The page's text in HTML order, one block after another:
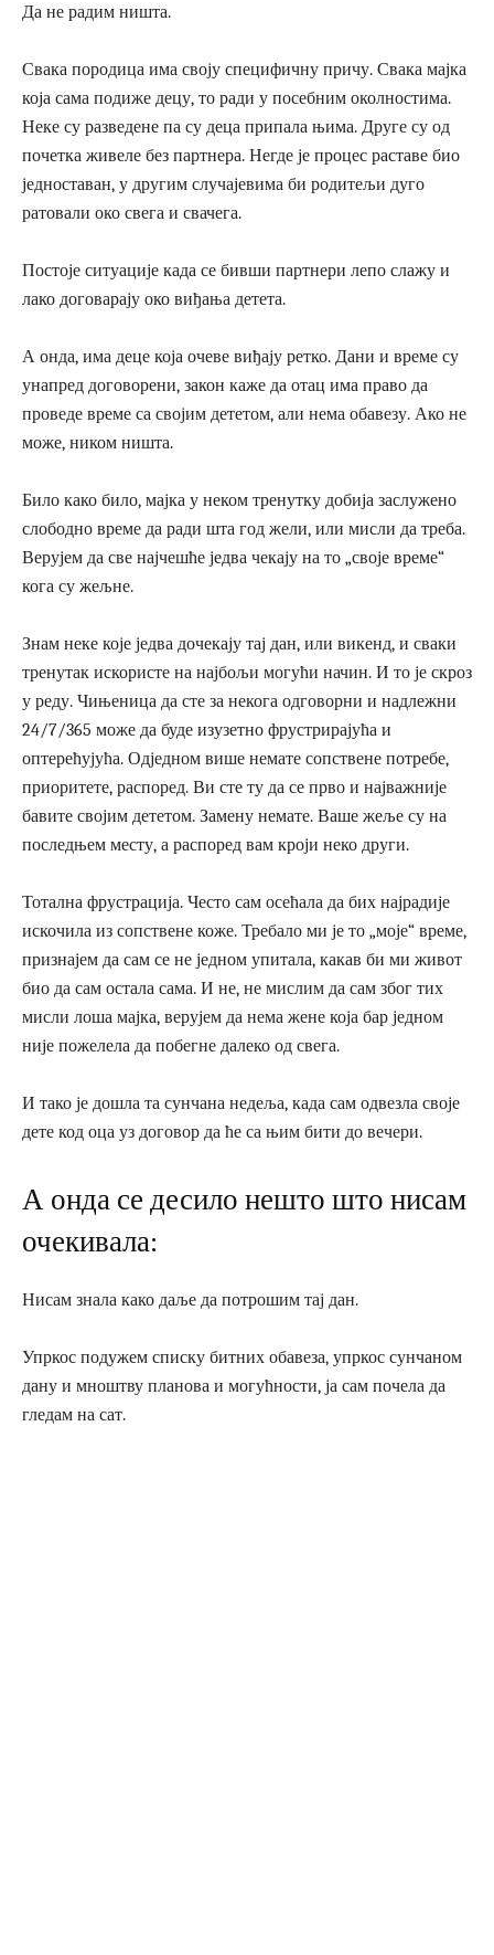
Да не радим ништа.
Свака породица има своју специфичну причу. Свака мајка
која сама подиже децу, то ради у посебним околностима.
Неке су разведене па су деца припала њима. Друге су од
почетка живеле без партнера. Негде је процес раставе био
једноставан, у другим случајевима би родитељи дуго
ратовали око свега и свачега.
Постоје ситуације када се бивши партнери лепо слажу и
лако договарају око виђања детета.
А онда, има деце која очеве виђају ретко. Дани и време су
унапред договорени, закон каже да отац има право да
проведе време са својим дететом, али нема обавезу. Ако не
може, ником ништа.
Било како било, мајка у неком тренутку добија заслужено
слободно време да ради шта год жели, или мисли да треба.
Верујем да све најчешће једва чекају на то „своје време“
кога су жељне.
Знам неке које једва дочекају тај дан, или викенд, и сваки
тренутак искористе на најбољи могући начин. И то је скроз
у реду. Чињеница да сте за некога одговорни и надлежни
24/7/365 може да буде изузетно фрустрирајућа и
оптерећујућа. Одједном више немате сопствене потребе,
приоритете, распоред. Ви сте ту да се прво и најважније
бавите својим дететом. Замену немате. Ваше жеље су на
последњем месту, а распоред вам кроји неко други.
Тотална фрустрација. Често сам осећала да бих најрадије
искочила из сопствене коже. Требало ми је то „моје“ време,
признајем да сам се не једном упитала, какав би ми живот
био да сам остала сама. И не, не мислим да сам због тих
мисли лоша мајка, верујем да нема жене која бар једном
није пожелела да побегне далеко од свега.
И тако је дошла та сунчана недеља, када сам одвезла своје
дете код оца уз договор да ће са њим бити до вечери.
А онда се десило нешто што нисам
очекивала:
Нисам знала како даље да потрошим тај дан.
Упркос подужем списку битних обавеза, упркос сунчаном
дану и мноштву планова и могућности, ја сам почела да
гледам на сат.